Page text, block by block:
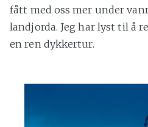
fått med oss mer under
landjorda. Jeg har lyst til å
en ren dykkertur.